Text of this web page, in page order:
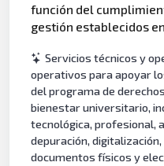
función del
gestión establecidos
Servicios técnicos y
operativos para apoyar
del programa de
bienestar universitario,
tecnológica, profesional,
depuración,
documentos físicos y